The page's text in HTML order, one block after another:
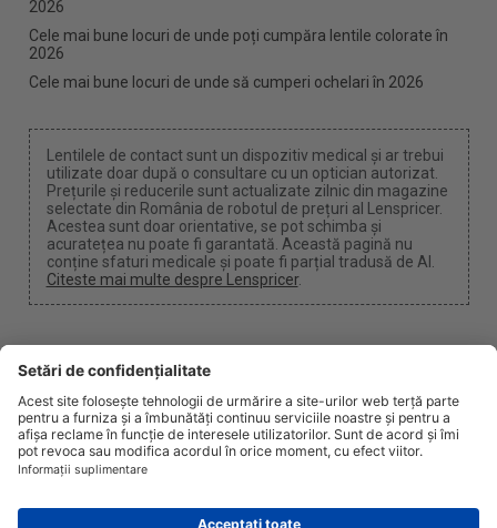
2026
Cele mai bune locuri de unde poți cumpăra lentile colorate în
2026
Cele mai bune locuri de unde să cumperi ochelari în 2026
Lentilele de contact sunt un dispozitiv medical și ar trebui
utilizate doar după o consultare cu un optician autorizat.
Prețurile și reducerile sunt actualizate zilnic din magazine
selectate din România de robotul de prețuri al Lenspricer.
Acestea sunt doar orientative, se pot schimba și
acuratețea nu poate fi garantată. Această pagină nu
conține sfaturi medicale și poate fi parțial tradusă de AI.
Citeste mai multe despre Lenspricer.
Setări cookie
Putem câștiga un comision dacă folosiți unul dintre
linkurile noastre pentru a face o achiziție.
Despre noiȘtiriInformațiiConfidențialitateLegal